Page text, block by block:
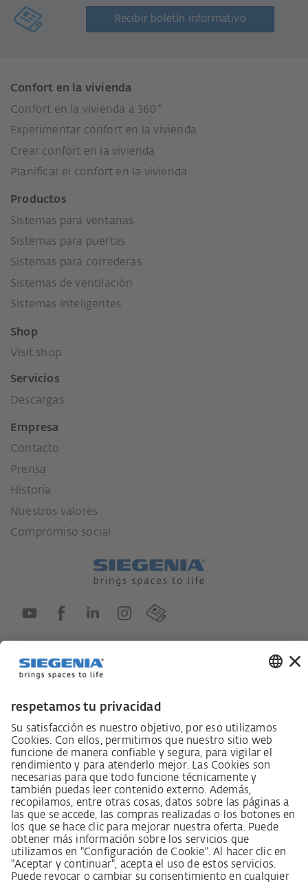
Recibir boletín informativo
Confort en la vivienda
Confort en la vivienda a 360°
Experimentar confort en la vivienda
Crear confort en la vivienda
Planificar el confort en la vivienda
Productos
Sistemas para ventanas
Sistemas para puertas
Sistemas para correderas
Sistemas de ventilación
Sistemas inteligentes
Shop
Visit shop
Servicios
Descargas
Empresa
Contacto
Prensa
Historia
Nuestros valores
Compromiso social
suministro
Ficha informativa LkSG (Ley sobre el deber de
diligencia en la cadena de suministro)
Declaración de principios sobre la estrategia de
derechos humanos
Procedimiento de reclamación según §§ 8, 9 de la ley
sobre el deber de diligencia en la cadena de suministro
Aviso legal
AVB / AGB